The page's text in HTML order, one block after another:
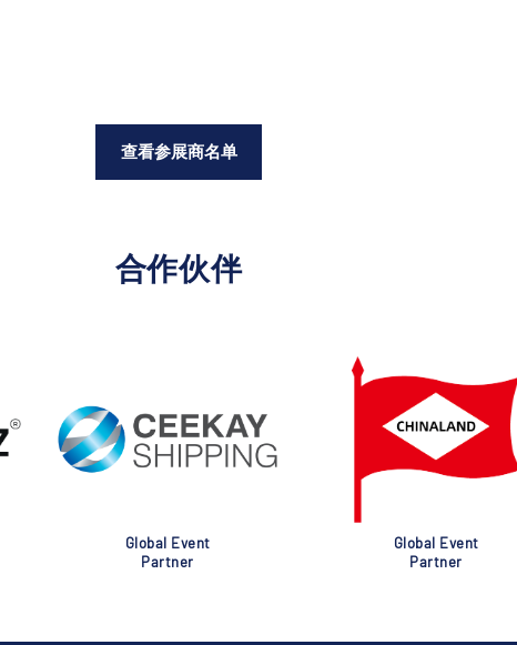
查看参展商名单
合作伙伴
Global Event
Partner
Global Event
Partner